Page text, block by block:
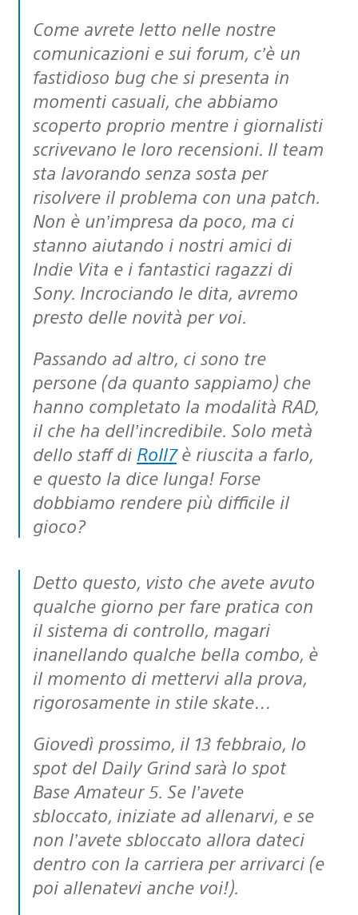
Come avrete letto nelle nostre
comunicazioni e sui forum, c’è un
fastidioso bug che si presenta in
momenti casuali, che abbiamo
scoperto proprio mentre i giornalisti
scrivevano le loro recensioni. Il team
sta lavorando senza sosta per
risolvere il problema con una patch.
Non è un’impresa da poco, ma ci
stanno aiutando i nostri amici di
Indie Vita e i fantastici ragazzi di
Sony. Incrociando le dita, avremo
presto delle novità per voi.
Passando ad altro, ci sono tre
persone (da quanto sappiamo) che
hanno completato la modalità RAD,
il che ha dell’incredibile. Solo metà
dello staff di Roll7è riuscita a farlo,
e questo la dice lunga! Forse
dobbiamo rendere più difficile il
gioco?
Detto questo, visto che avete avuto
qualche giorno per fare pratica con
il sistema di controllo, magari
inanellando qualche bella combo, è
il momento di mettervi alla prova,
rigorosamente in stile skate…
Giovedì prossimo, il 13 febbraio, lo
spot del Daily Grind sarà lo spot
Base Amateur 5. Se l’avete
sbloccato, iniziate ad allenarvi, e se
non l’avete sbloccato allora dateci
dentro con la carriera per arrivarci (e
poi allenatevi anche voi!).